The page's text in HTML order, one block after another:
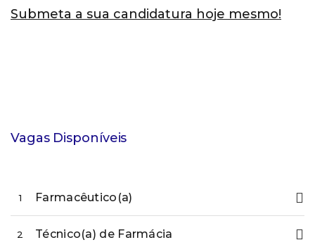
Submeta a sua candidatura hoje mesmo!
Vagas Disponíveis
1 Farmacêutico(a)
2 Técnico(a) de Farmácia